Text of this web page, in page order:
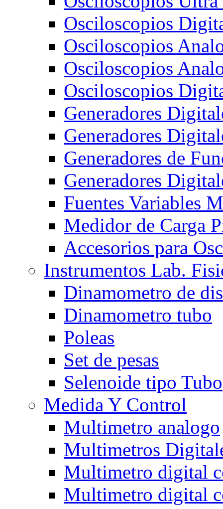
Osciloscopios
Osciloscopios
Osciloscopios
Osciloscopios
Generadores
Generadores
Generadores de
Generadores
Fuentes Variables
Medidor de Carga
Accesorios para
Instrumentos Lab.
Dinamometro de
Dinamometro tubo
Poleas
Set de pesas
Selenoide tipo Tubo
Medida Y Control
Multimetro analogo
Multimetros
Multimetro digital
Multimetro digital